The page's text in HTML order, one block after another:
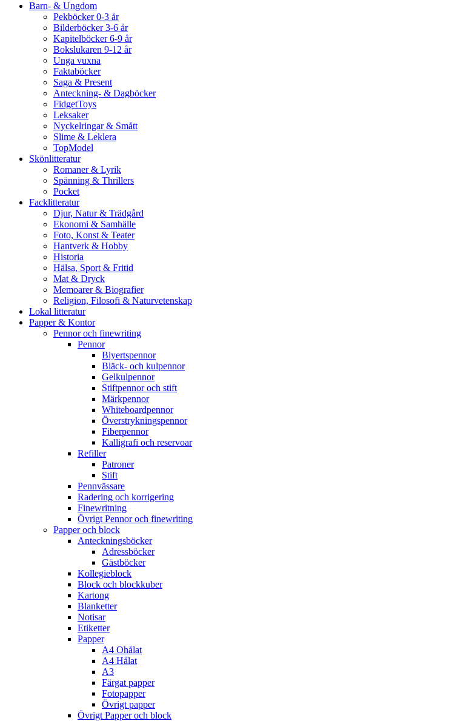
Barn- & Ungdom
Pekböcker 0-3 år
Bilderböcker 3-6 år
Kapitelböcker 6-9 år
Bokslukaren 9-12 år
Unga vuxna
Faktaböcker
Saga & Present
Anteckning- & Dagböcker
FidgetToys
Leksaker
Nyckelringar & Smått
Slime & Leklera
TopModel
Skönlitteratur
Romaner & Lyrik
Spänning & Thrillers
Pocket
Facklitteratur
Djur, Natur & Trädgård
Ekonomi & Samhälle
Foto, Konst & Teater
Hantverk & Hobby
Historia
Hälsa, Sport & Fritid
Mat & Dryck
Memoarer & Biografier
Religion, Filosofi & Naturvetenskap
Lokal litteratur
Papper & Kontor
Pennor och finewriting
Pennor
Blyertspennor
Bläck- och kulpennor
Gelkulpennor
Stiftpennor och stift
Märkpennor
Whiteboardpennor
Överstrykningspennor
Fiberpennor
Kalligrafi och reservoar
Refiller
Patroner
Stift
Pennvässare
Radering och korrigering
Finewritning
Övrigt Pennor och finewriting
Papper och block
Anteckningsböcker
Adressböcker
Gästböcker
Kollegieblock
Block och blockkuber
Kartong
Blanketter
Notisar
Etiketter
Papper
A4 Ohålat
A4 Hålat
A3
Färgat papper
Fotopapper
Övrigt papper
Övrigt Papper och block